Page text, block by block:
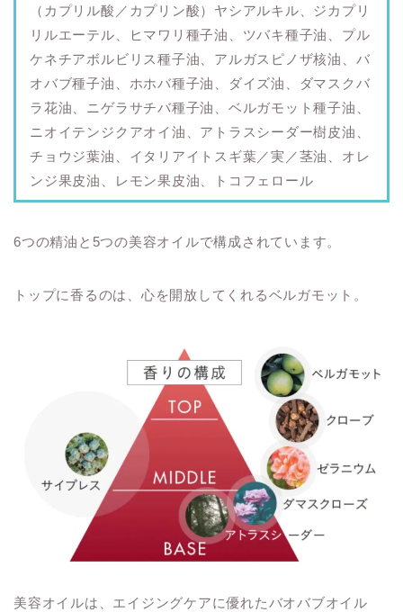
（カプリル酸／カプリン酸）ヤシアルキル、ジカプリ
リルエーテル、ヒマワリ種子油、ツバキ種子油、プル
ケネチアボルビリス種子油、アルガスピノザ核油、バ
オバブ種子油、ホホバ種子油、ダイズ油、ダマスクバ
ラ花油、ニゲラサチバ種子油、ベルガモット種子油、
ニオイテンジクアオイ油、アトラスシーダー樹皮油、
チョウジ葉油、イタリアイトスギ葉／実／茎油、オレ
ンジ果皮油、レモン果皮油、トコフェロール
6つの精油と5つの美容オイルで構成されています。
トップに香るのは、心を開放してくれるベルガモット。
美容オイルは、エイジングケアに優れたバオバブオイル